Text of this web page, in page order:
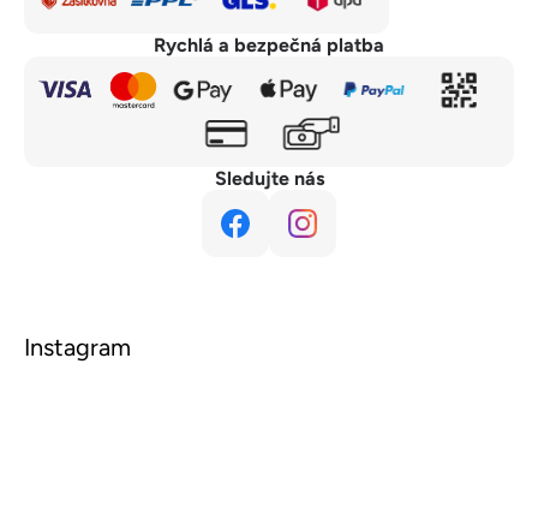
Rychlá a bezpečná platba
Sledujte nás
Instagram